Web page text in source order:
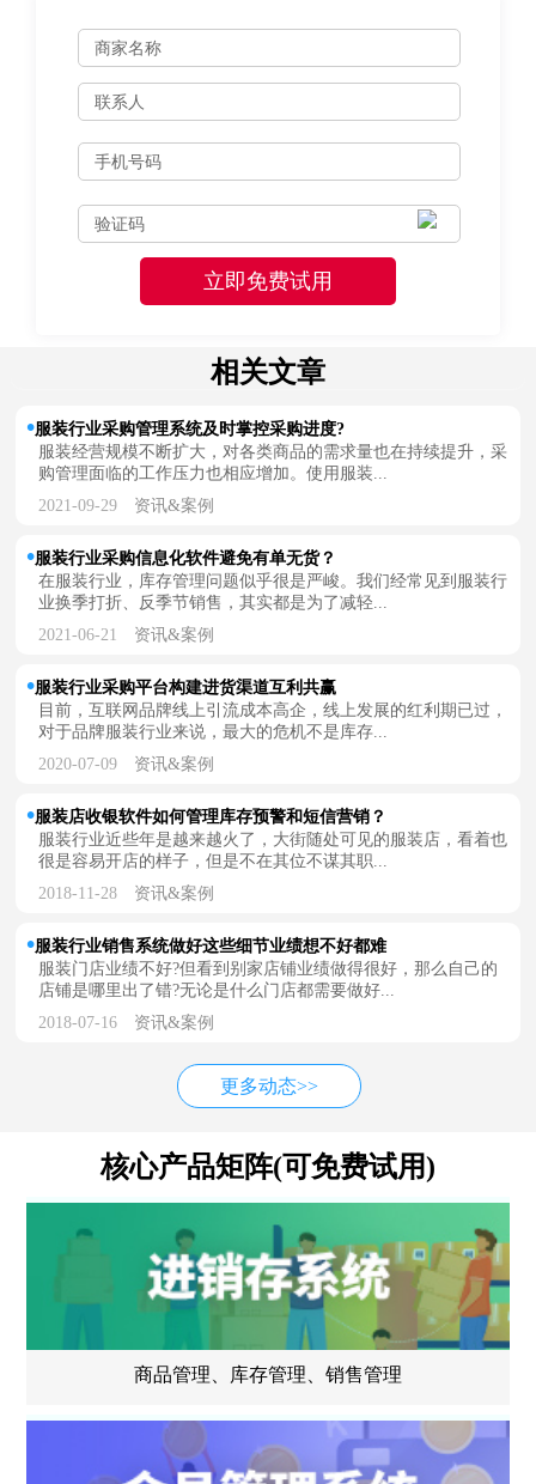
相关文章
服装行业采购管理系统及时掌控采购进度?
服装经营规模不断扩大，对各类商品的需求量也在持续提升，采
购管理面临的工作压力也相应增加。使用服装...
2021-09-29 资讯&案例
服装行业采购信息化软件避免有单无货？
在服装行业，库存管理问题似乎很是严峻。我们经常见到服装行
业换季打折、反季节销售，其实都是为了减轻...
2021-06-21 资讯&案例
服装行业采购平台构建进货渠道互利共赢
目前，互联网品牌线上引流成本高企，线上发展的红利期已过，
对于品牌服装行业来说，最大的危机不是库存...
2020-07-09 资讯&案例
服装店收银软件如何管理库存预警和短信营销？
服装行业近些年是越来越火了，大街随处可见的服装店，看着也
很是容易开店的样子，但是不在其位不谋其职...
2018-11-28 资讯&案例
服装行业销售系统做好这些细节业绩想不好都难
服装门店业绩不好?但看到别家店铺业绩做得很好，那么自己的
店铺是哪里出了错?无论是什么门店都需要做好...
2018-07-16 资讯&案例
更多动态>>
核心产品矩阵(可免费试用)
商品管理、库存管理、销售管理